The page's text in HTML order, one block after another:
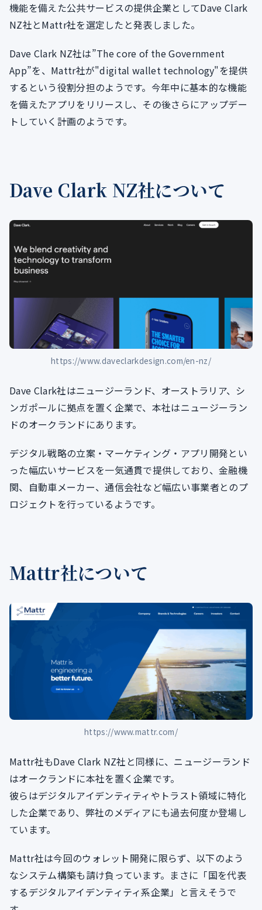
機能を備えた公共サービスの提供企業としてDave Clark
NZ社とMattr社を選定したと発表しました。
Dave Clark NZ社は”The core of the Government
App”を、Mattr社が"digital wallet technology"を提供
するという役割分担のようです。今年中に基本的な機能
を備えたアプリをリリースし、その後さらにアップデー
トしていく計画のようです。
Dave Clark NZ社について
https://www.daveclarkdesign.com/en-nz/
Dave Clark社はニュージーランド、オーストラリア、シ
ンガポールに拠点を置く企業で、本社はニュージーラン
ドのオークランドにあります。
デジタル戦略の立案・マーケティング・アプリ開発とい
った幅広いサービスを一気通貫で提供しており、金融機
関、自動車メーカー、通信会社など幅広い事業者とのプ
ロジェクトを行っているようです。
Mattr社について
https://www.mattr.com/
Mattr社もDave Clark NZ社と同様に、ニュージーランド
はオークランドに本社を置く企業です。
彼らはデジタルアイデンティティやトラスト領域に特化
した企業であり、弊社のメディアにも過去何度か登場し
ています。
Mattr社は今回のウォレット開発に限らず、以下のよう
なシステム構築も請け負っています。まさに「国を代表
するデジタルアイデンティティ系企業」と言えそうで